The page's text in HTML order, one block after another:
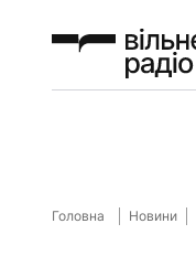
Головна Новини